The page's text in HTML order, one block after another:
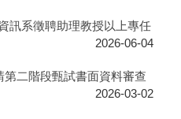
訊系徵聘助理教授以上專任
2026-06-04
二階段甄試書面資料審查
2026-03-02